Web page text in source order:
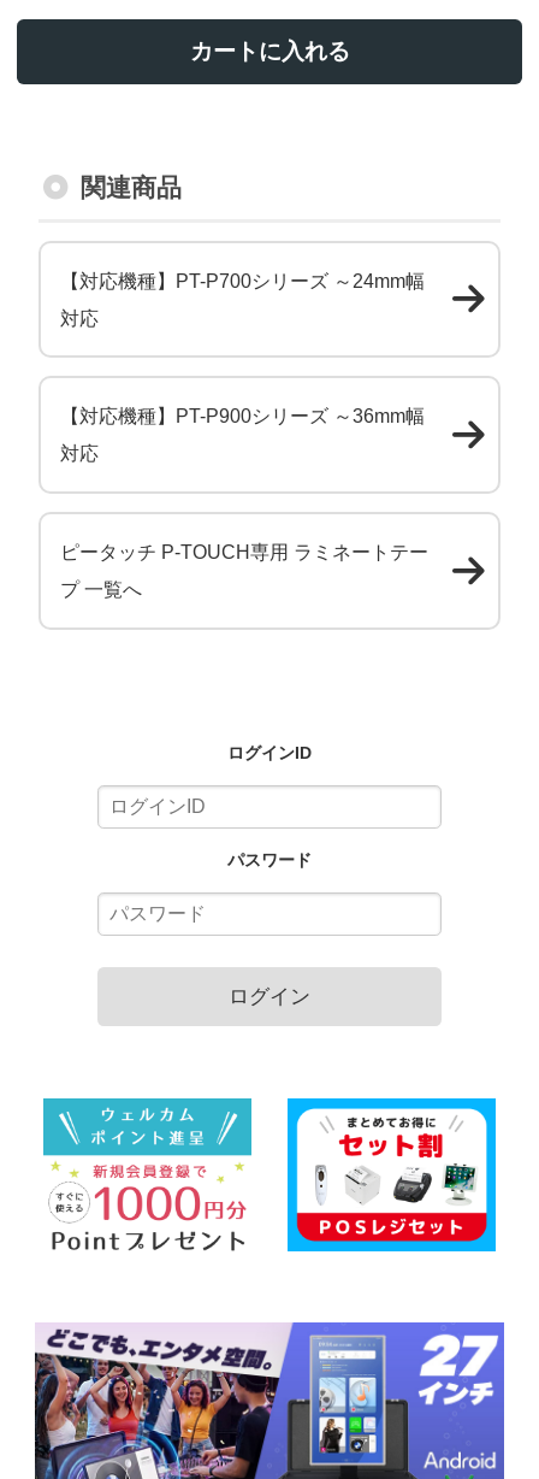
カートに入れる
関連商品
【対応機種】PT-P700シリーズ ～24mm幅
対応
【対応機種】PT-P900シリーズ ～36mm幅
対応
ピータッチ P-TOUCH専用 ラミネートテー
プ 一覧へ
ログインID
パスワード
ログイン